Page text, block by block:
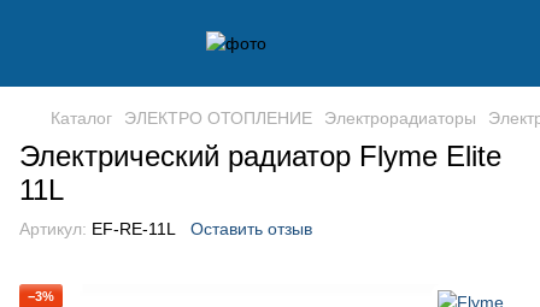
Каталог ЭЛЕКТРО ОТОПЛЕНИЕ Электрорадиаторы
Электрический радиатор Flyme Elite
11L
Артикул: EF-RE-11L Оставить отзыв
−3%